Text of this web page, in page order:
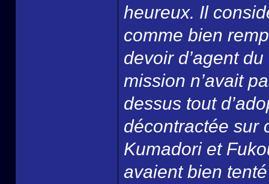
heureux. Il
comme bien
devoir d’agent
mission n’avait
dessus tout
décontractée sur
Kumadori et
avaient bien